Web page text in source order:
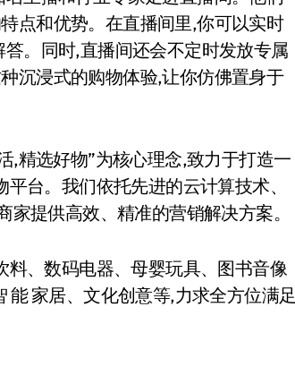
点和优势。在直播间里,你可以实时
。同时,直播间还会不定时发放专属
沉浸式的购物体验,让你仿佛置身于
,精选好物”为核心理念,致力于打造一
台。我们依托先进的云计算技术、
提供高效、精准的营销解决方案。
、数码电器、母婴玩具、图书音像
家居、文化创意等,力求全方位满足